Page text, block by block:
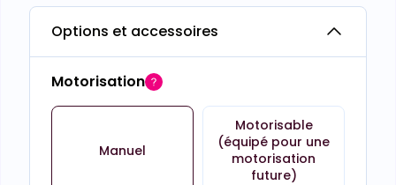
Options et accessoires
Motorisation
Manuel
Motorisable
(équipé pour une
motorisation
future)